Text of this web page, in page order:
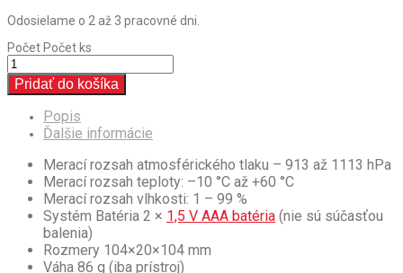
Odosielame o 2 až 3 pracovné dni.
PočetPočet ks
Pridať do košíka
Popis
Ďalšie informácie
Merací rozsah atmosférického tlaku – 913 až 1113 hPa
Merací rozsah teploty: –10 °C až +60 °C
Merací rozsah vlhkosti: 1 – 99 %
Systém Batéria 2 × 1,5 V AAA batéria (nie sú súčasťou
balenia)
Rozmery 104×20×104 mm
Váha 86 g (iba prístroj)